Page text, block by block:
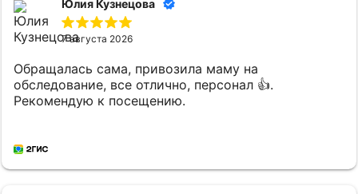
Юлия Кузнецова
7 августа 2026
Обращалась сама, привозила маму на
обследование, все отлично, персонал 👍.
Рекомендую к посещению.